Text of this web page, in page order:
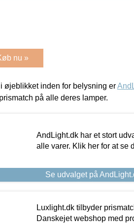
nu »
øjeblikket inden for belysning er
på alle deres lamper.
AndLight.dk har et stort
alle varer. Klik her for at se
Se udvalget på
Luxlight.dk tilbyder
Danskejet webshop med